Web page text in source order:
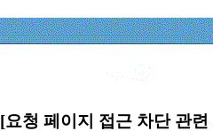
[요청 페이지 접근 차단 관